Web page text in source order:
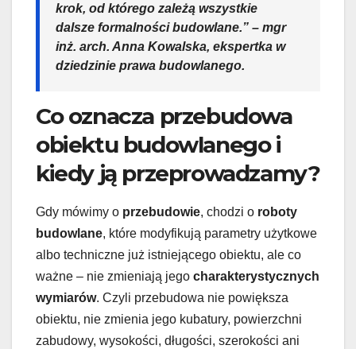
krok, od którego zależą wszystkie
dalsze formalności budowlane.” – mgr
inż. arch. Anna Kowalska, ekspertka w
dziedzinie prawa budowlanego.
Co oznacza przebudowa
obiektu budowlanego i
kiedy ją przeprowadzamy?
Gdy mówimy o przebudowie, chodzi o roboty
budowlane, które modyfikują parametry użytkowe
albo techniczne już istniejącego obiektu, ale co
ważne – nie zmieniają jego charakterystycznych
wymiarów. Czyli przebudowa nie powiększa
obiektu, nie zmienia jego kubatury, powierzchni
zabudowy, wysokości, długości, szerokości ani